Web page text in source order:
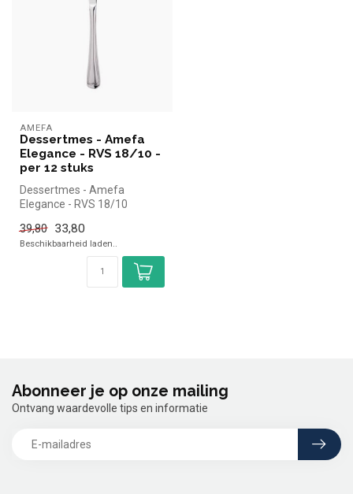
AMEFA
Dessertmes - Amefa
Elegance - RVS 18/10 -
per 12 stuks
Dessertmes - Amefa
Elegance - RVS 18/10
voor in de h...
39,80 33,80
Beschikbaarheid laden..
Abonneer je op onze mailing
Ontvang waardevolle tips en informatie